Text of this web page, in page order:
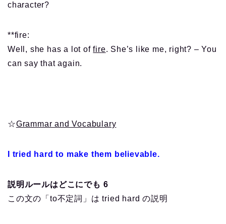
character?
**fire:
Well, she has a lot offire. She’s like me, right? – You
can say that again.
☆Grammar and Vocabulary
I tried hard to make them believable.
説明ルールはどこにでも 6
この文の「to不定詞」は tried hard の説明